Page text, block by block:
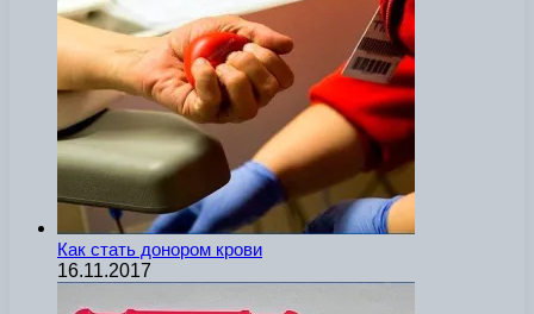
Как стать донором крови
16.11.2017